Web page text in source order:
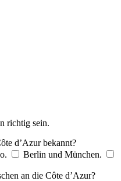
richtig sein.
d’Azur bekannt?
Berlin und München.
an die Côte d’Azur?